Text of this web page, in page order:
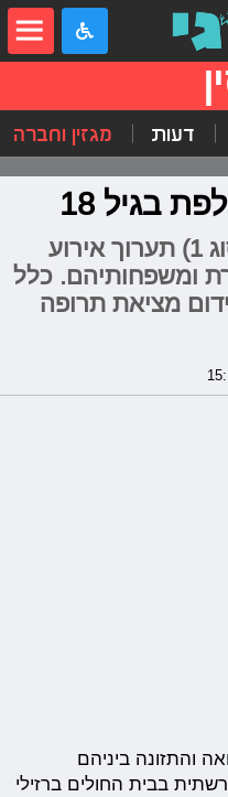
דעות מגזין וחברה
בגיל 18
האגודה לסוכרת נעורים (סוג 1) תערוך אירוע
ומשפחותיהם. כלל
מציאת תרופה
והתזונה ביניהם
בבית החולים ברזילי